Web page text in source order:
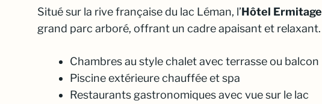
Situé sur la rive française du lac Léman, l’Hôtel Ermitage
grand parc arboré, offrant un cadre apaisant et relaxant.
Chambres au style chalet avec terrasse ou balcon
Piscine extérieure chauffée et spa
Restaurants gastronomiques avec vue sur le lac